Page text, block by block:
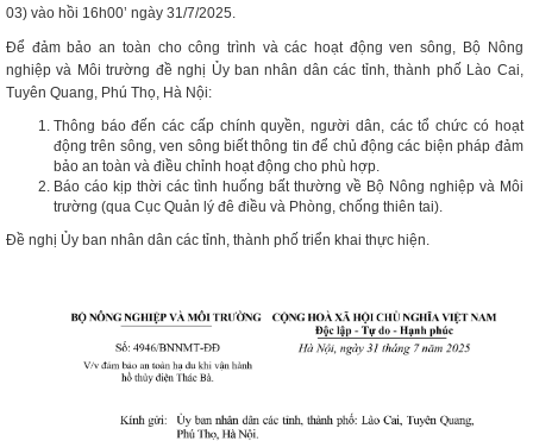
03) vào hồi 16h00’ ngày 31/7/2025.
Để đảm bảo an toàn cho công trình và các hoạt động ven sông, Bộ Nông
nghiệp và Môi trường đề nghị Ủy ban nhân dân các tỉnh, thành phố Lào Cai,
Tuyên Quang, Phú Thọ, Hà Nội:
Thông báo đến các cấp chính quyền, người dân, các tổ chức có hoạt
động trên sông, ven sông biết thông tin để chủ động các biện pháp đảm
bảo an toàn và điều chỉnh hoạt động cho phù hợp.
Báo cáo kịp thời các tình huống bất thường về Bộ Nông nghiệp và Môi
trường (qua Cục Quản lý đê điều và Phòng, chống thiên tai).
Đề nghị Ủy ban nhân dân các tỉnh, thành phố triển khai thực hiện.